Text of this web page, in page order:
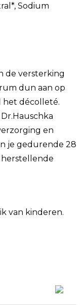
Sodium
de versterking
dun aan op
het décolleté.
en
je gedurende 28
van kinderen.